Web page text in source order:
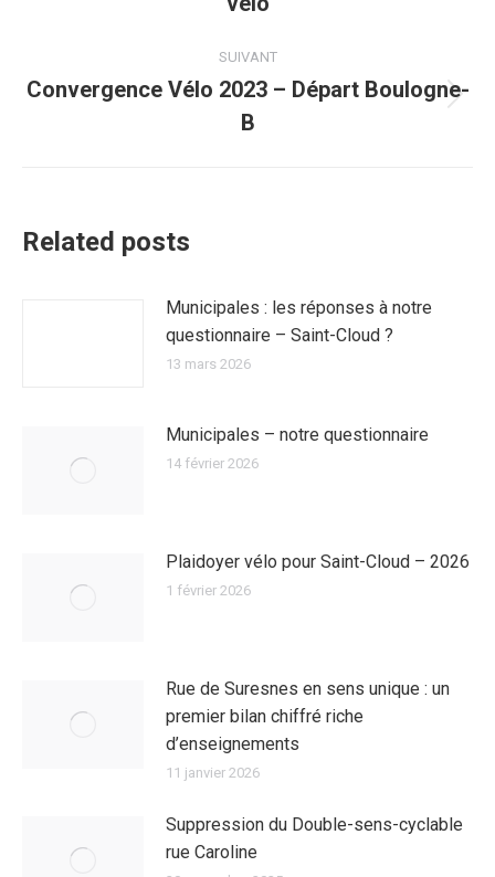
SUIVANT
suivant
Convergence Vélo 2023 – Départ Boulogne-
B
Related posts
Municipales : les réponses à notre
questionnaire – Saint-Cloud ?
13 mars 2026
Municipales – notre questionnaire
14 février 2026
Plaidoyer vélo pour Saint-Cloud – 2026
1 février 2026
Rue de Suresnes en sens unique : un
premier bilan chiffré riche
d’enseignements
11 janvier 2026
Suppression du Double-sens-cyclable
rue Caroline